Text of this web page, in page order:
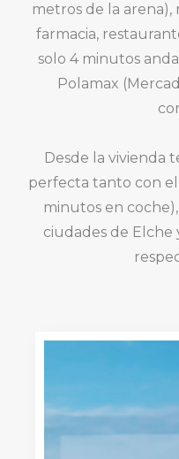
metros de la arena),
farmacia,
solo 4 minutos
Polamax
Desde la vivienda
perfecta tanto con
minutos en
ciudades de Elche